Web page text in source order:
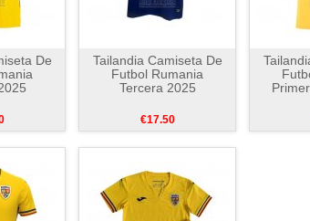
De
Tailandia Camiseta De
Futbol Rumania
Tercera 2025
€17.50